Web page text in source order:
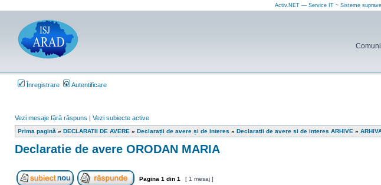
Activ.NET — Service IT ~ Sisteme
Înregistrare Autentificare
Vezi mesaje fără răspuns | Vezi subiecte active
Prima pagină » DECLARATII DE AVERE » Declarații de avere și de interes » Declaratii de avere si de interes ARHIVE »
Declaratie de avere ORODAN MARIA
Pagina 1 din 1 [ 1 mesaj ]